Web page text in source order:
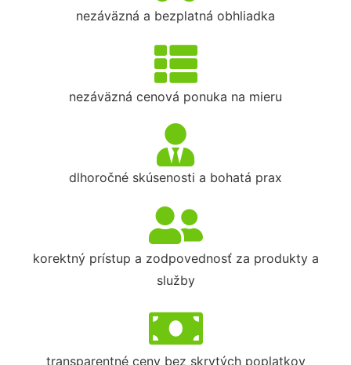
nezáväzná a bezplatná obhliadka
nezáväzná cenová ponuka na mieru
dlhoročné skúsenosti a bohatá prax
korektný prístup a zodpovednosť za produkty a
služby
transparentné ceny bez skrytých poplatkov